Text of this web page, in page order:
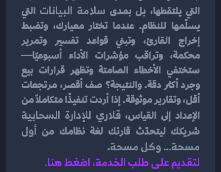
التي يلتقطها، بل بمدى سلامة البيانات
إخراج القارئ، وتبني قواعد تفسير وتمرير
محكمة، وتراقب مؤشرات الأداء أسبوعيًا—
الإعداد إلى القياس، قلاري للإدارة السحابية
شريكك ليتحدّث قارئك لغة نظامك من
مسحة… وكل مسحة.
لتقديم على طلب الخدمة، اضغط هنا.